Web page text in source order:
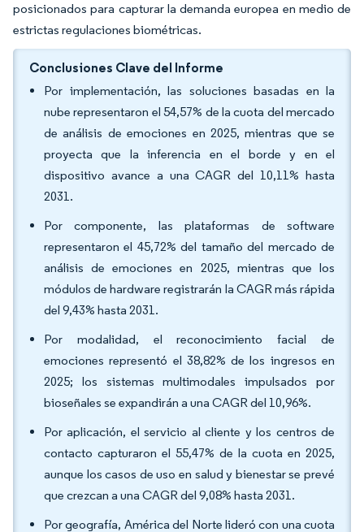
posicionados para capturar la demanda europea en medio de
estrictas regulaciones biométricas.
Conclusiones Clave del Informe
Por implementación, las soluciones basadas en la
nube representaron el 54,57% de la cuota del mercado
de análisis de emociones en 2025, mientras que se
proyecta que la inferencia en el borde y en el
dispositivo avance a una CAGR del 10,11% hasta
2031.
Por componente, las plataformas de software
representaron el 45,72% del tamaño del mercado de
análisis de emociones en 2025, mientras que los
módulos de hardware registrarán la CAGR más rápida
del 9,43% hasta 2031.
Por modalidad, el reconocimiento facial de
emociones representó el 38,82% de los ingresos en
2025; los sistemas multimodales impulsados por
bioseñales se expandirán a una CAGR del 10,96%.
Por aplicación, el servicio al cliente y los centros de
contacto capturaron el 55,47% de la cuota en 2025,
aunque los casos de uso en salud y bienestar se prevé
que crezcan a una CAGR del 9,08% hasta 2031.
Por geografía, América del Norte lideró con una cuota